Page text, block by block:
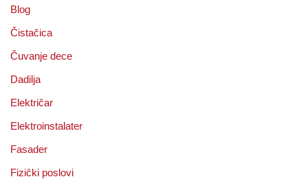
Blog
Čistačica
Čuvanje dece
Dadilja
Električar
Elektroinstalater
Fasader
Fizički poslovi